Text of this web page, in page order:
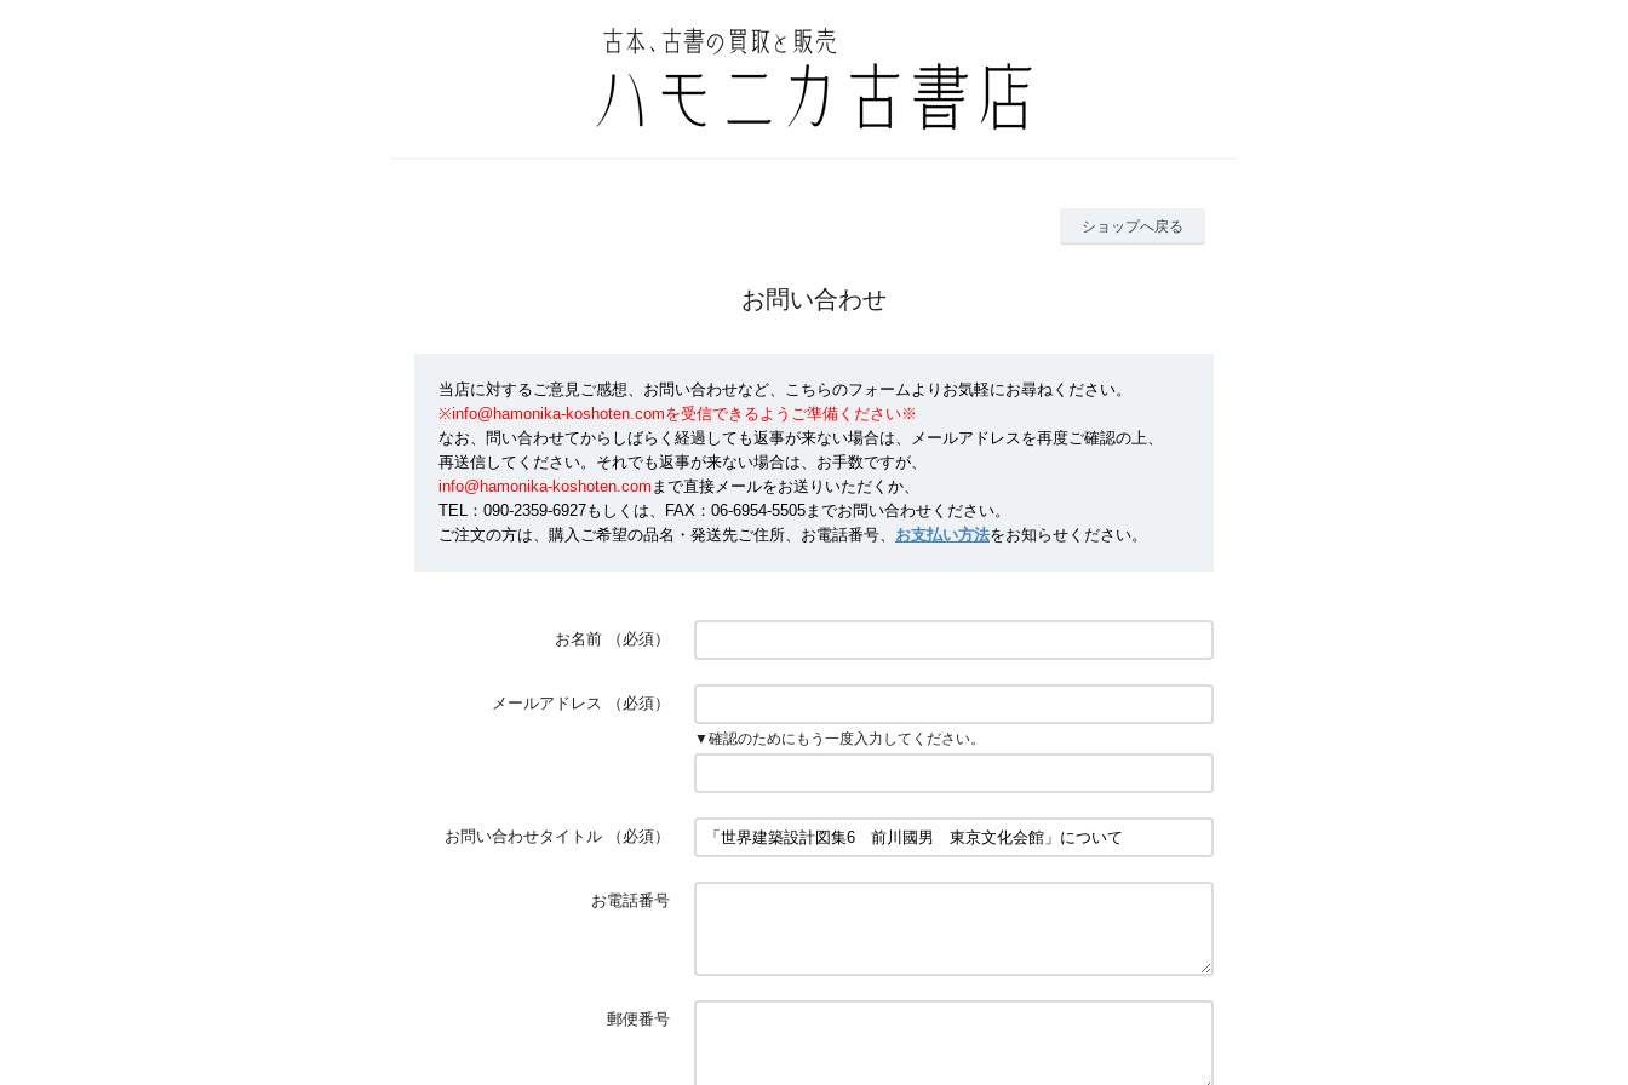
ショップへ戻る
お問い合わせ
当店に対するご意見ご感想、お問い合わせなど、こちらのフォームよりお気軽にお尋ねください。
※info@hamonika-koshoten.comを受信できるようご準備ください※
なお、問い合わせてからしばらく経過しても返事が来ない場合は、メールアドレスを再度ご確認の上、
再送信してください。それでも返事が来ない場合は、お手数ですが、
info@hamonika-koshoten.com まで直接メールをお送りいただくか、
TEL：090-2359-6927もしくは、FAX：06-6954-5505までお問い合わせください。
ご注文の方は、購入ご希望の品名・発送先ご住所、お電話番号、 お支払い方法をお知らせください。
お名前 （必須）
メールアドレス （必須）
▼確認のためにもう一度入力してください。
お問い合わせタイトル （必須）
お電話番号
郵便番号